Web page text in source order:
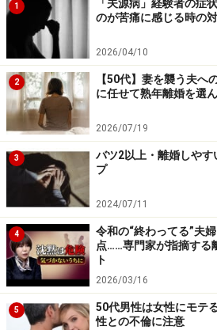
1
「夫源病」経験者の症
のが苦痛に感じる時の
2026/04/10
2
【50代】妻を襲う夫へ
に任せて熟年離婚を選
2026/07/19
3
バツ2以上・離婚しやす
プ
2024/07/11
4
令和の“終わってる”夫
点……専門家が指摘する
ト
2026/03/16
5
50代男性は女性にモテ
性との不倫に注意